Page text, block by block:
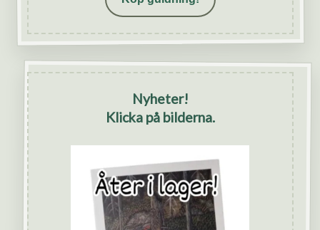
Nyheter!
Klicka på bilderna.